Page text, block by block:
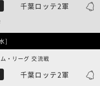
千葉ロッテ2軍
]
千葉ロッテ2軍
リーグ 交流戦